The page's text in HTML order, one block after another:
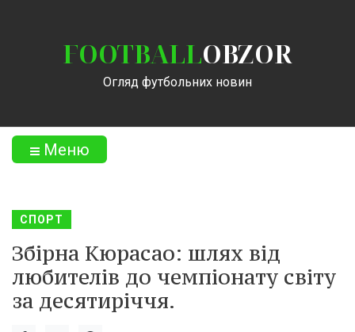
FOOTBALLOBZOR
Огляд футбольних новин
Меню
СПОРТ
Збірна Кюрасао: шлях від
любителів до чемпіонату світу
за десятиріччя.